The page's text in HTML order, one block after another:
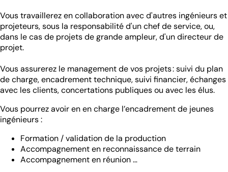
Vous travaillerez en collaboration avec d'autres ingénieurs et
projeteurs, sous la responsabilité d'un chef de service, ou,
dans le cas de projets de grande ampleur, d'un directeur de
projet.
Vous assurerez le management de vos projets : suivi du plan
de charge, encadrement technique, suivi financier, échanges
avec les clients, concertations publiques ou avec les élus.
Vous pourrez avoir en en charge l’encadrement de jeunes
ingénieurs :
Formation / validation de la production
Accompagnement en reconnaissance de terrain
Accompagnement en réunion …